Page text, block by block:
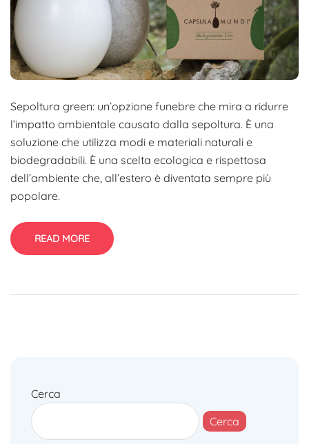
Sepoltura green: un’opzione funebre che mira a ridurre
l’impatto ambientale causato dalla sepoltura. È una
soluzione che utilizza modi e materiali naturali e
biodegradabili. È una scelta ecologica e rispettosa
dell’ambiente che, all’estero è diventata sempre più
popolare.
READ MORE
Cerca
Cerca